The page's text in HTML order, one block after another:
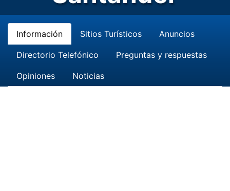
Información Sitios Turísticos Anuncios
Directorio Telefónico Preguntas y respuestas
Opiniones Noticias